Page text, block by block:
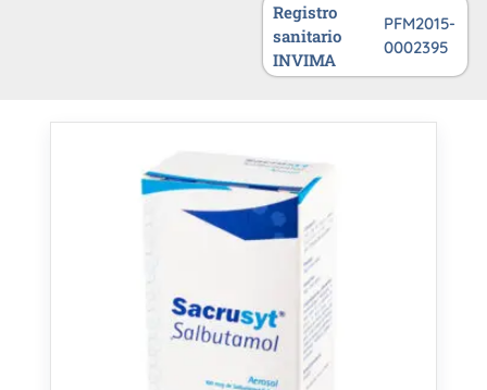
Registro
sanitario
INVIMA
PFM2015-
0002395